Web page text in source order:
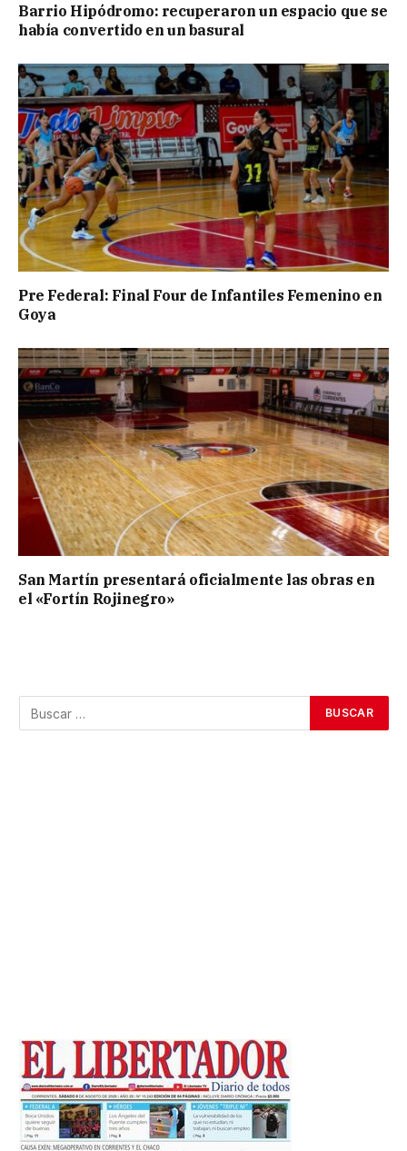
Barrio Hipódromo: recuperaron un espacio que se
había convertido en un basural
Pre Federal: Final Four de Infantiles Femenino en
Goya
San Martín presentará oficialmente las obras en
el «Fortín Rojinegro»